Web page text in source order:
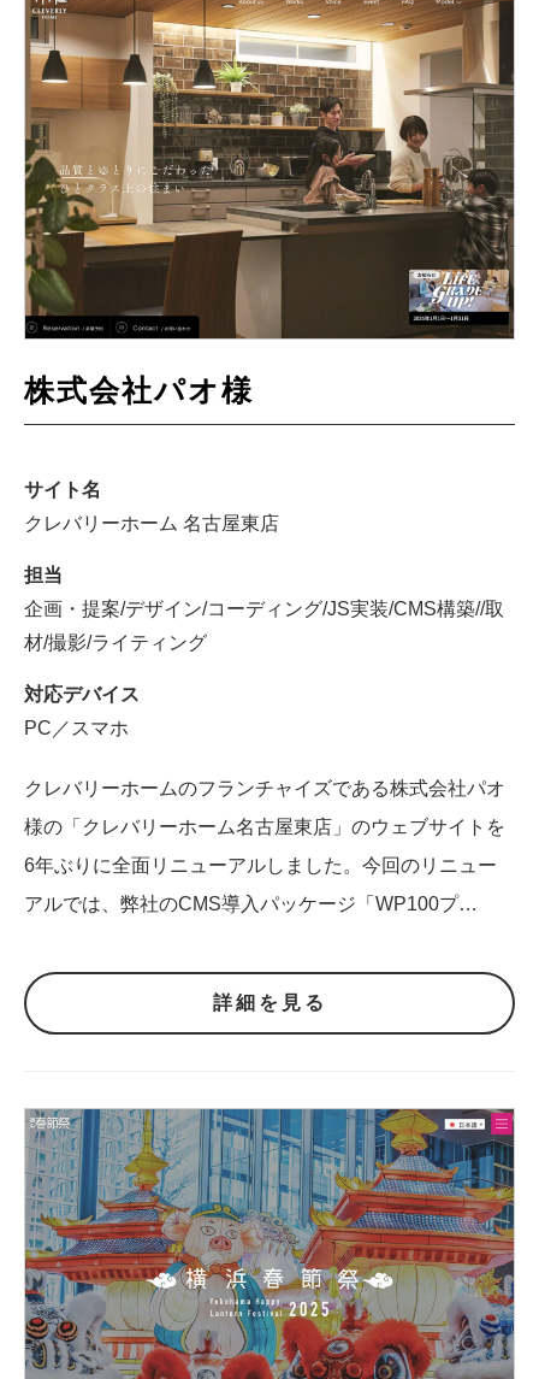
株式会社パオ様
サイト名
クレバリーホーム 名古屋東店
担当
企画・提案/デザイン/コーディング/JS実装/CMS構築//取
材/撮影/ライティング
対応デバイス
PC／スマホ
クレバリーホームのフランチャイズである株式会社パオ
様の「クレバリーホーム名古屋東店」のウェブサイトを
6年ぶりに全面リニューアルしました。今回のリニュー
アルでは、弊社のCMS導入パッケージ「WP100プ…
詳細を見る